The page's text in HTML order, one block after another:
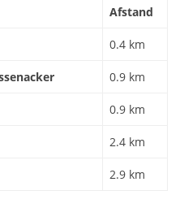
Afstand
0.4 km
0.9 km
0.9 km
2.4 km
2.9 km